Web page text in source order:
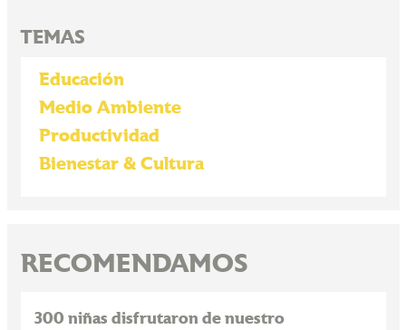
TEMAS
Educación
Medio Ambiente
Productividad
Bienestar & Cultura
RECOMENDAMOS
300 niñas disfrutaron de nuestro